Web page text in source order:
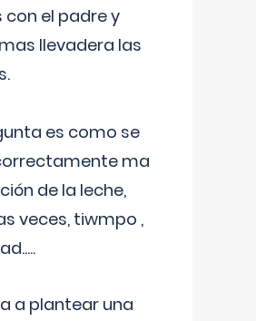
el padre y
llevadera las
es como se
ma
de la leche,
veces, tiwmpo ,
a plantear una